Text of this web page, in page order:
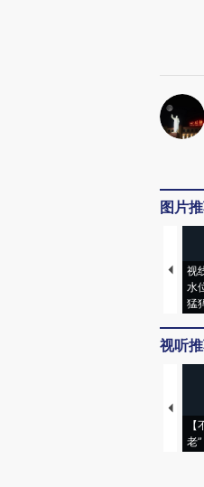
图片
视
水
猛
视听
老”